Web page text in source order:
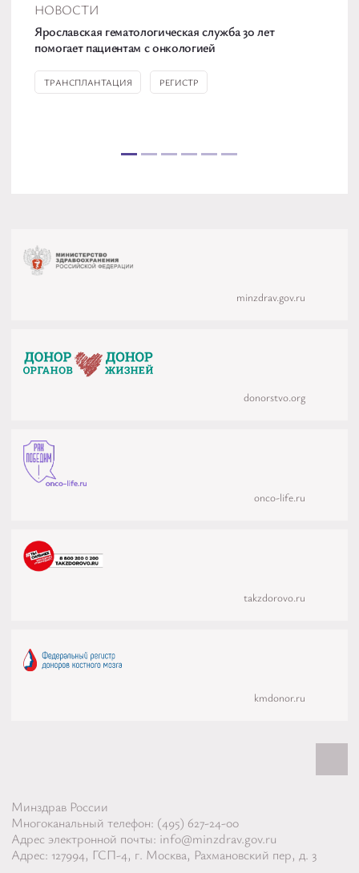
НОВОСТИ
Ярославская гематологическая служба 30 лет
помогает пациентам с онкологией
ТРАНСПЛАНТАЦИЯ РЕГИСТР
minzdrav.gov.ru
donorstvo.org
onco-life.ru
takzdorovo.ru
kmdonor.ru
Минздрав России
Многоканальный телефон: (495) 627-24-00
Адрес электронной почты: info@minzdrav.gov.ru
Адрес: 127994, ГСП-4, г. Москва, Рахмановский пер, д. 3